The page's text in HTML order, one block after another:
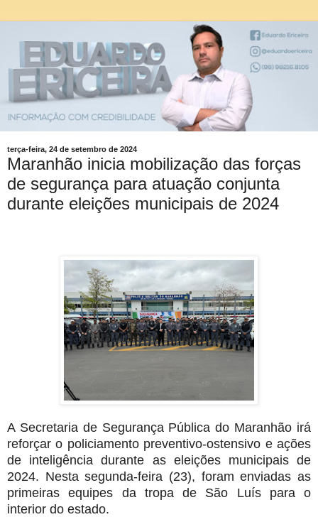
terça-feira, 24 de setembro de 2024
Maranhão inicia mobilização das forças
de segurança para atuação conjunta
durante eleições municipais de 2024
A Secretaria de Segurança Pública do Maranhão irá
reforçar o policiamento preventivo-ostensivo e ações
de inteligência durante as eleições municipais de
2024. Nesta segunda-feira (23), foram enviadas as
primeiras equipes da tropa de São Luís para o
interior do estado.